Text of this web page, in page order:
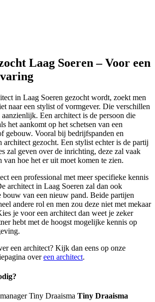
Laag Soeren – Voor een
in Laag Soeren gezocht wordt, zoekt men
naar een stylist of vormgever. Die verschillen
Een architect is de persoon die
het aankomt op het schetsen van een
gebouw. Vooral bij bedrijfspanden en
architect gezocht. Een stylist echter is de partij
zal geven over de inrichting, deze zal vaak
van hoe het er uit moet komen te zien.
een professional met meer specifieke kennis
architect in Laag Soeren zal dan ook
van een nieuw pand. Beide partijen
andere rol en men zou deze niet met mekaar
je voor een architect dan weet je zeker
hebt met de hoogst mogelijke kennis op
een architect? Kijk dan eens op onze
overeen architect.
Tiny Draaisma